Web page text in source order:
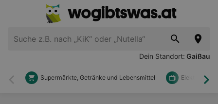
Dein Standort: Gaißau
Zurück
Supermärkte, Getränke und Lebensmittel Elektronik